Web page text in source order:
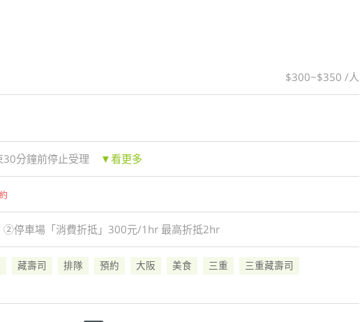
$300~$350 /人
分鐘前停止受理 ▼看更多
停車場「消費折抵」300元/1hr 最高折抵2hr
藏壽司 排隊 預約 大阪 美食 三重
三重藏壽司